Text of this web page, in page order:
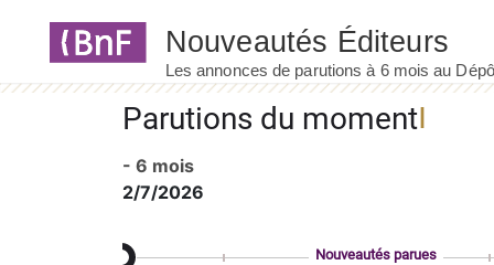
Parutions du moment
- 6 mois
2/7/2026
Nouveautés parues